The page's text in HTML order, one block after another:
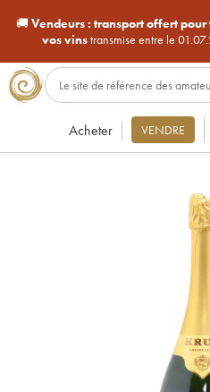
🚚Vendeurs : transport offert pour
vos vinstransmise entre le
Acheter VENDRE